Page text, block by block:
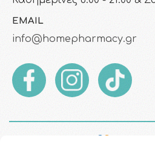
EMAIL
info@homepharmacy.gr